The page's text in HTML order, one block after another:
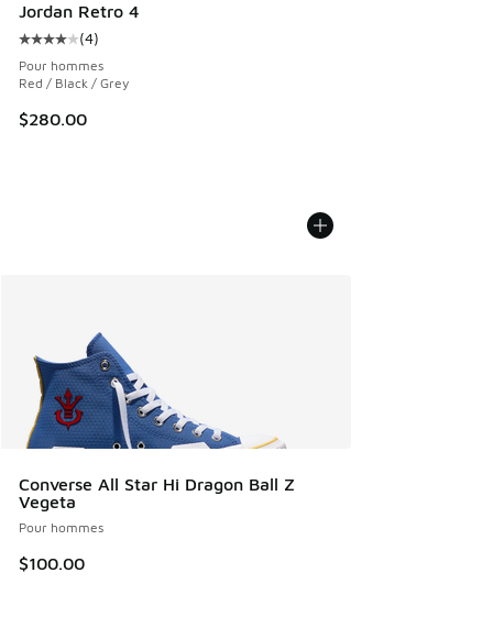
Jordan Retro 4
Cote moyenne du client - [4 sur 5 étoiles], 4 commentaires
(4)
Pour hommes
Red / Black / Grey
$280.00
Converse All Star Hi Dragon Ball Z
Vegeta
Pour hommes
$100.00